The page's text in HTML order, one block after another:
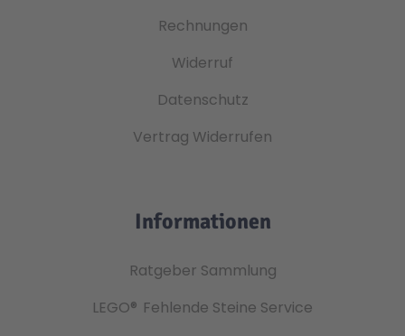
Rechnungen
Widerruf
Datenschutz
Vertrag Widerrufen
Informationen
Ratgeber Sammlung
LEGO® Fehlende Steine Service